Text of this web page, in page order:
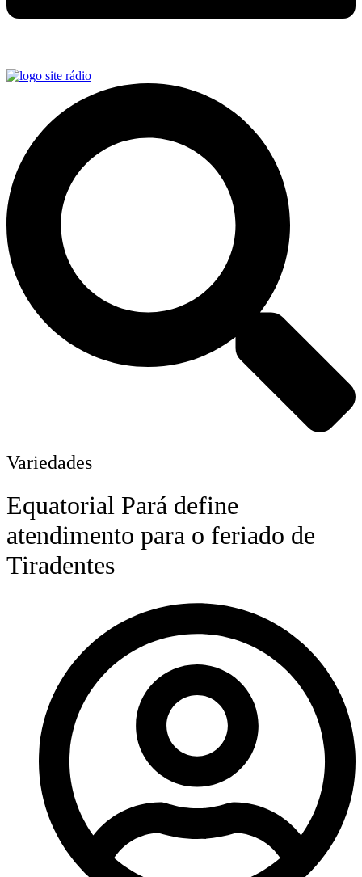
Variedades
Equatorial Pará define
atendimento para o feriado de
Tiradentes